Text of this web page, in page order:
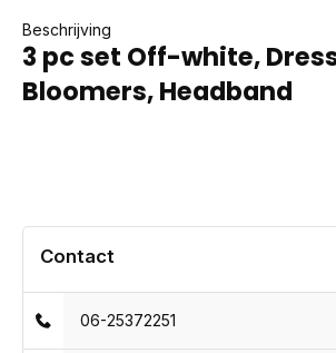
Beschrijving
3 pc set Off-white,
Bloomers, Headband
Contact
06-25372251